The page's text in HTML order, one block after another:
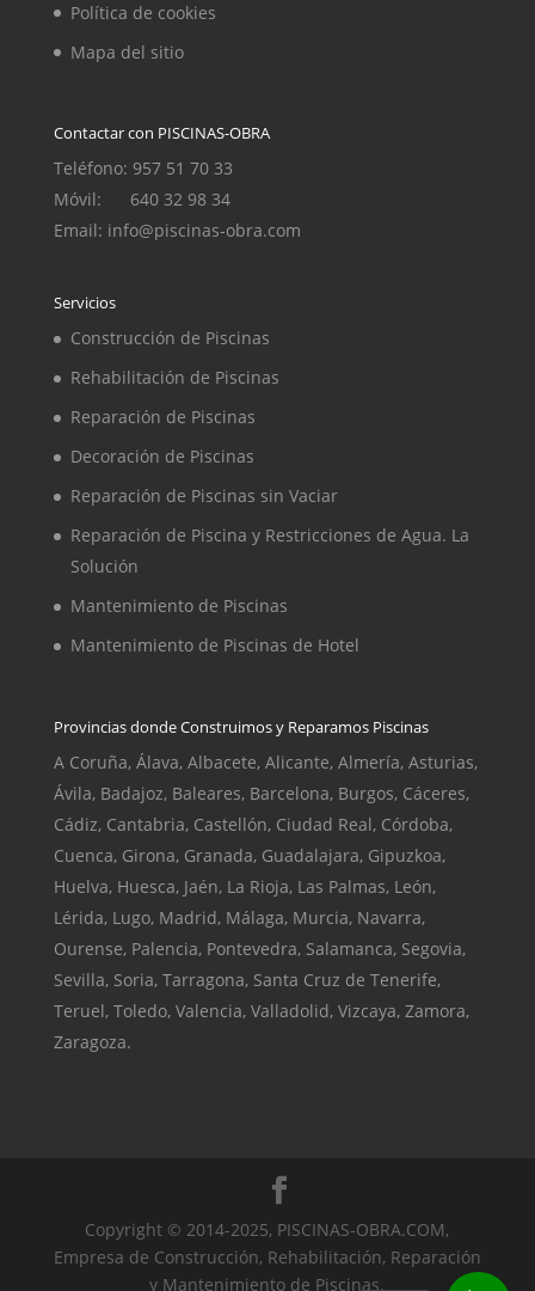
Política de cookies
Mapa del sitio
Contactar con PISCINAS-OBRA
Teléfono: 957 51 70 33
Móvil: 640 32 98 34
Email: info@piscinas-obra.com
Servicios
Construcción de Piscinas
Rehabilitación de Piscinas
Reparación de Piscinas
Decoración de Piscinas
Reparación de Piscinas sin Vaciar
Reparación de Piscina y Restricciones de Agua. La
Solución
Mantenimiento de Piscinas
Mantenimiento de Piscinas de Hotel
Provincias donde Construimos y Reparamos Piscinas
A Coruña, Álava, Albacete, Alicante, Almería, Asturias,
Ávila, Badajoz, Baleares, Barcelona, Burgos, Cáceres,
Cádiz, Cantabria, Castellón, Ciudad Real, Córdoba,
Cuenca, Girona, Granada, Guadalajara, Gipuzkoa,
Huelva, Huesca, Jaén, La Rioja, Las Palmas, León,
Lérida, Lugo, Madrid, Málaga, Murcia, Navarra,
Ourense, Palencia, Pontevedra, Salamanca, Segovia,
Sevilla, Soria, Tarragona, Santa Cruz de Tenerife,
Teruel, Toledo, Valencia, Valladolid, Vizcaya, Zamora,
Zaragoza.
Copyright © 2014-2025, PISCINAS-OBRA.COM,
Empresa de Construcción, Rehabilitación, Reparación
y Mantenimiento de Piscinas.